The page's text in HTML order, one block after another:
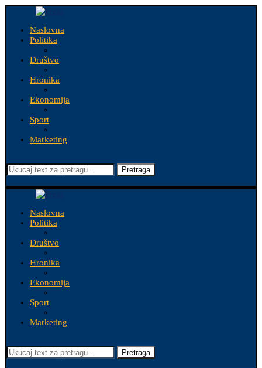
Naslovna
Politika
Društvo
Hronika
Ekonomija
Sport
Marketing
Pretraga
Naslovna
Politika
Društvo
Hronika
Ekonomija
Sport
Marketing
Pretraga